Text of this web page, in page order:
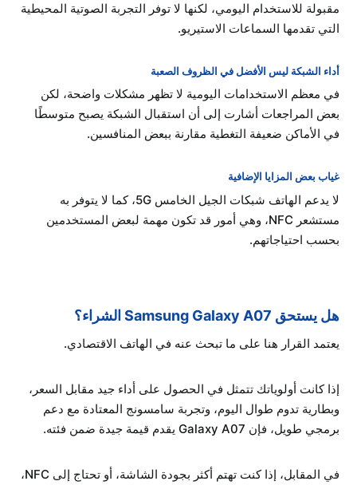
مقبولة للاستخدام اليومي، لكنها لا توفر التجربة الصوتية المحيطية
التي تقدمها السماعات الاستيريو.
أداء الشبكة ليس الأفضل في الظروف الصعبة
في معظم الاستخدامات اليومية لا تظهر مشكلات واضحة، لكن
بعض المراجعات أشارت إلى أن استقبال الشبكة يصبح متوسطًا
في الأماكن ضعيفة التغطية مقارنة ببعض المنافسين.
غياب بعض المزايا الإضافية
لا يدعم الهاتف شبكات الجيل الخامس 5G، كما لا يتوفر به
مستشعر NFC، وهي أمور قد تكون مهمة لبعض المستخدمين
بحسب احتياجاتهم.
هل يستحق Samsung Galaxy A07 الشراء؟
يعتمد القرار هنا على ما تبحث عنه في الهاتف الاقتصادي.
إذا كانت أولوياتك تتمثل في الحصول على أداء جيد مقابل السعر،
وبطارية تدوم طوال اليوم، وتجربة سامسونج المعتادة مع دعم
برمجي طويل، فإن Galaxy A07 يقدم قيمة جيدة ضمن فئته.
في المقابل، إذا كنت تهتم أكثر بجودة الشاشة، أو تحتاج إلى NFC،